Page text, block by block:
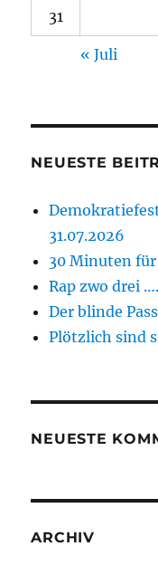
31
« Juli
NEUESTE
31.07.2026
30 Minuten
Rap zwo drei
Der blinde
Plötzlich sind
NEUESTE
ARCHIV